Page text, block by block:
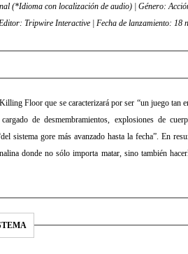
(*Idioma con localización de audio) | Género:
Interactive | Editor: Tripwire Interactive | Fecha de
Floor que se caracterizará por ser “un juego tan
de desmembramientos, explosiones de
sistema gore más avanzado hasta la fecha”. En
donde no sólo importa matar, sino también